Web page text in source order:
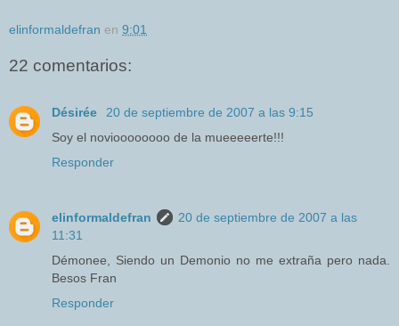
elinformaldefran en 9:01
22 comentarios:
Désirée
20 de septiembre de 2007 a las 9:15
Soy el novioooooooo de la mueeeeerte!!!
Responder
elinformaldefran
20 de septiembre de 2007 a las
11:31
Démonee, Siendo un Demonio no me extraña pero nada.
Besos Fran
Responder